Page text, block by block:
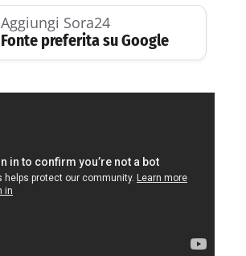
Aggiungi Sora24
Fonte preferita su Google